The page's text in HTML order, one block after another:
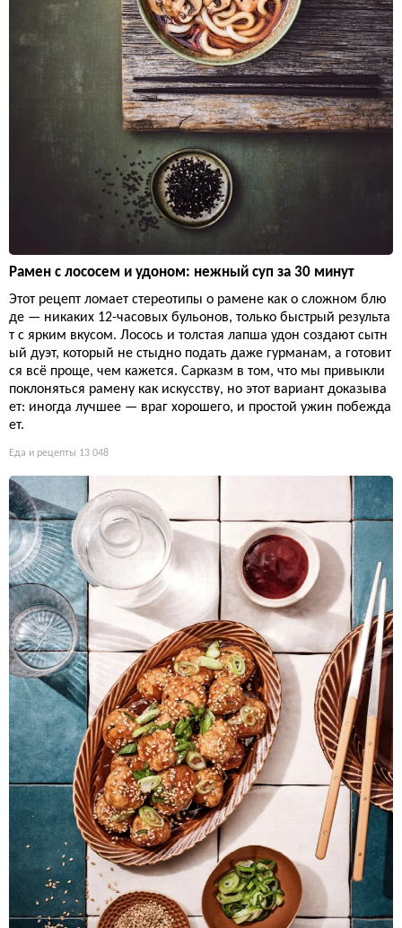
Рамен с лососем и удоном: нежный суп за 30 минут
Этот рецепт ломает стереотипы о рамене как о сложном блю
де — никаких 12-часовых бульонов, только быстрый результа
т с ярким вкусом. Лосось и толстая лапша удон создают сытн
ый дуэт, который не стыдно подать даже гурманам, а готовит
ся всё проще, чем кажется. Сарказм в том, что мы привыкли
поклоняться рамену как искусству, но этот вариант доказыва
ет: иногда лучшее — враг хорошего, и простой ужин побежда
ет.
Еда и рецепты 13 048